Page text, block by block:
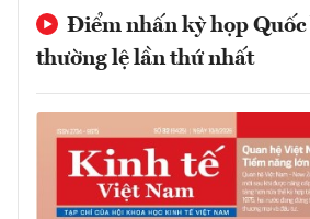
Điểm nhấn kỳ họp
thường lệ lần thứ nhất